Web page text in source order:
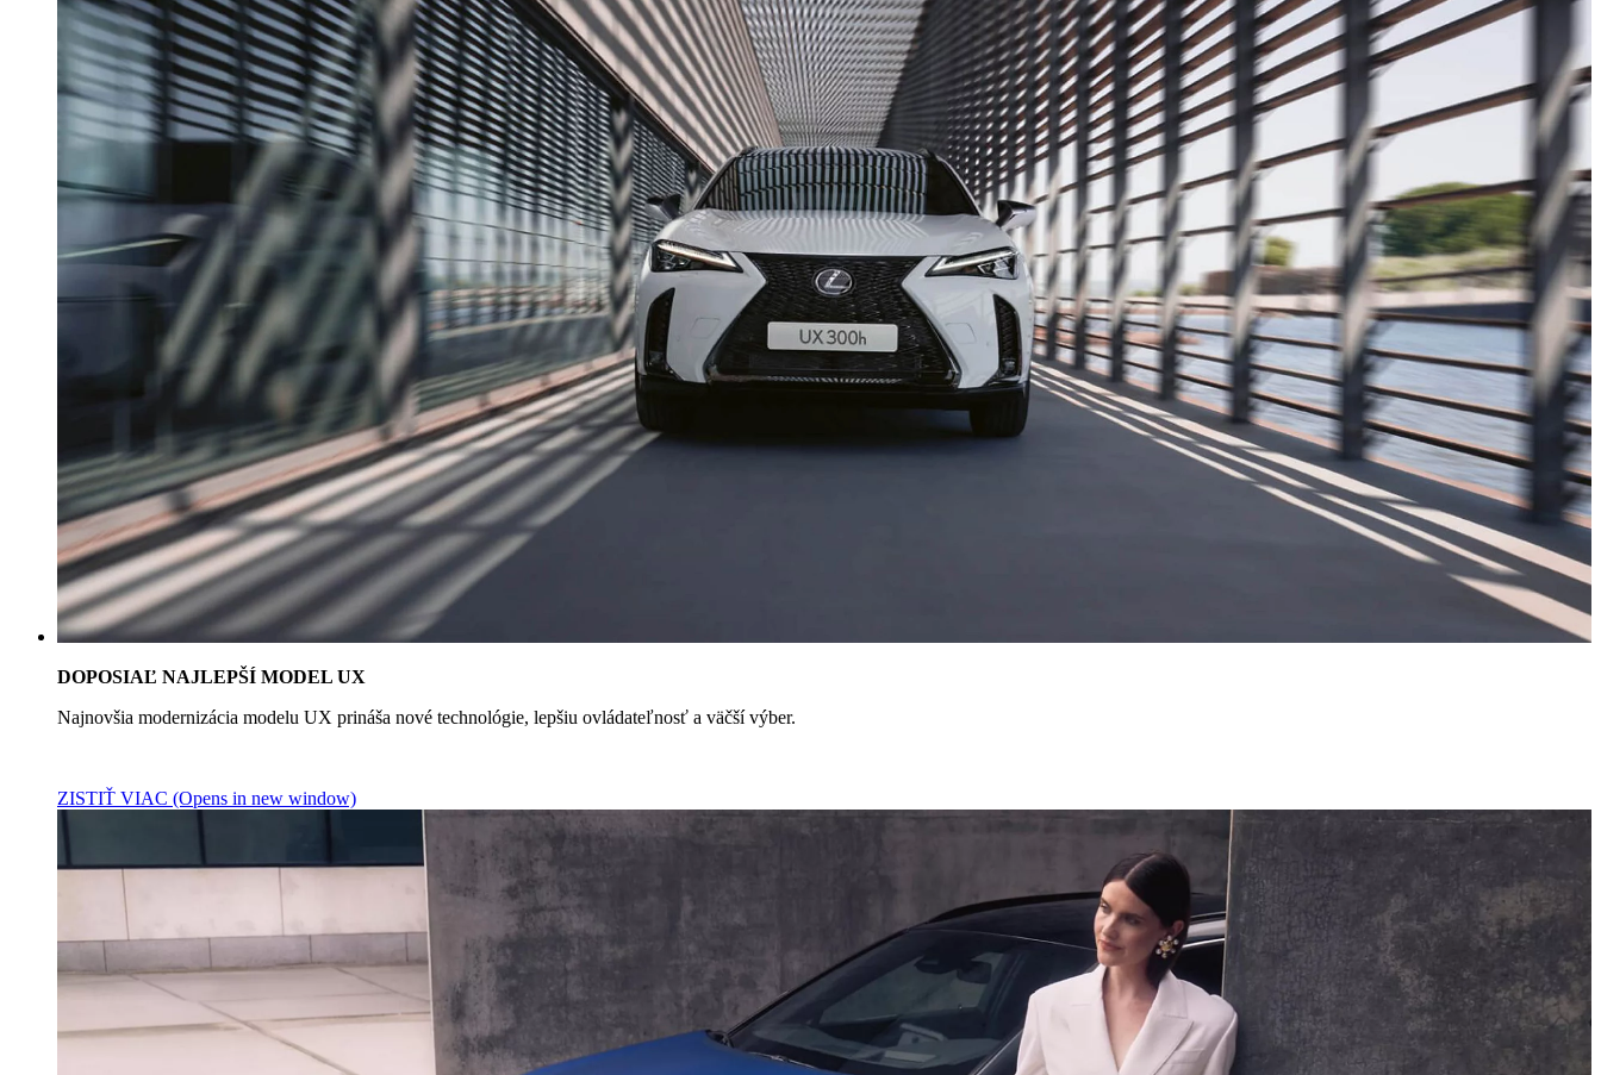
DOPOSIAĽ NAJLEPŠÍ MODEL UX
Najnovšia modernizácia modelu UX prináša nové technológie, lepšiu ovládateľnosť a väčší výber.
ZISTIŤ VIAC (Opens in new window)